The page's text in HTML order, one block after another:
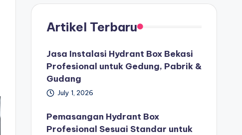
Artikel Terbaru
Jasa Instalasi Hydrant Box Bekasi
Profesional untuk Gedung, Pabrik &
Gudang
July 1, 2026
Pemasangan Hydrant Box
Profesional Sesuai Standar untuk